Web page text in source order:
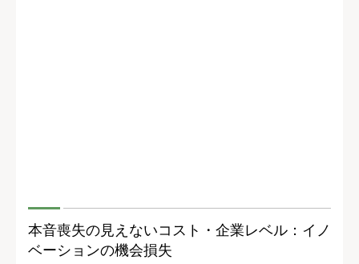
本音喪失の見えないコスト・企業レベル：イノ
ベーションの機会損失